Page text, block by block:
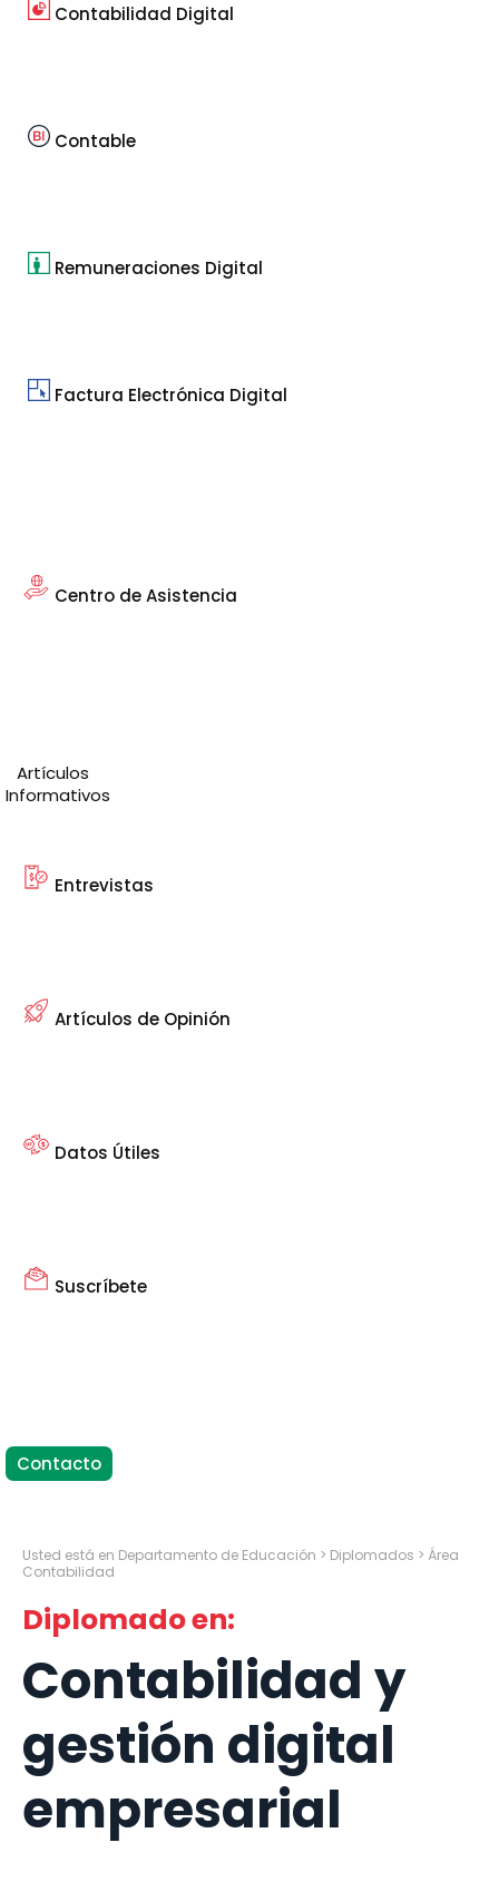
Contabilidad Digital
Contable
Remuneraciones Digital
Factura Electrónica Digital
Centro de Asistencia
Artículos
Informativos
Entrevistas
Artículos de Opinión
Datos Útiles
Suscríbete
Contacto
Usted está en Departamento de Educación > Diplomados > Área
Contabilidad
Diplomado en:
Contabilidad y
gestión digital
empresarial